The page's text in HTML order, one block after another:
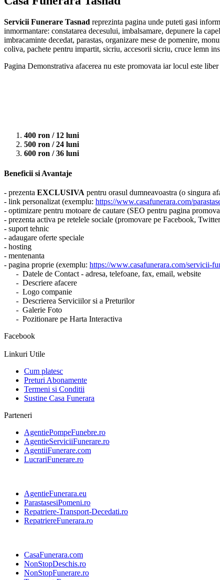
Servicii Funerare Tasnad reprezinta pagina unde puteti gasi
inmormantare: constatarea decesului, imbalsamare, depunere la
imbracaminte decedat, parastas, organizare mese de pomenire,
coliva, pachete pentru impartit, sicriu, accesorii sicriu, cruce lemn
Pagina Demonstrativa afacerea nu este promovata iar locul este liber
400 ron / 12 luni
500 ron / 24 luni
600 ron / 36 luni
Beneficii si Avantaje
- prezenta EXCLUSIVA pentru orasul dumneavoastra (o singura
- link personalizat (exemplu: https://www.casafunerara.com/
- optimizare pentru motoare de cautare (SEO pentru pagina
- prezenta activa pe retelele sociale (promovare pe Facebook,
- suport tehnic
- adaugare oferte speciale
- hosting
- mentenanta
- pagina proprie (exemplu: https://www.casafunerara.com/servicii-
- Datele de Contact - adresa, telefoane, fax, email, website
- Descriere afacere
- Logo companie
- Descrierea Serviciilor si a Preturilor
- Galerie Foto
- Pozitionare pe Harta Interactiva
Facebook
Linkuri Utile
Cum platesc
Preturi Abonamente
Termeni si Conditii
Sustine Casa Funerara
Parteneri
AgentiePompeFunebre.ro
AgentieServiciiFunerare.ro
AgentiiFunerare.com
LucrariFunerare.ro
AgentieFunerara.eu
ParastasesiPomeni.ro
Repatriere-Transport-Decedati.ro
RepatriereFunerara.ro
CasaFunerara.com
NonStopDeschis.ro
NonStopFunerare.ro